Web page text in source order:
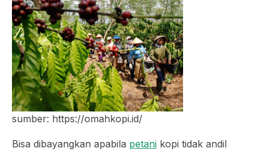
sumber: https://omahkopi.id/
Bisa dibayangkan apabila petani kopi tidak andil